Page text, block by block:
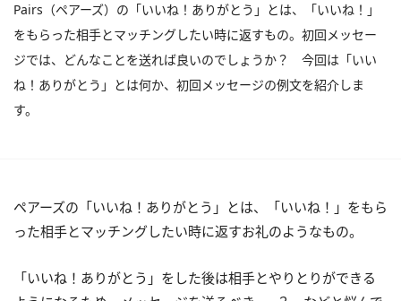
Pairs（ペアーズ）の「いいね！ありがとう」とは、「いいね！」
をもらった相手とマッチングしたい時に返すもの。初回メッセー
ジでは、どんなことを送れば良いのでしょうか？ 今回は「いい
ね！ありがとう」とは何か、初回メッセージの例文を紹介しま
す。
ペアーズの「いいね！ありがとう」とは、「いいね！」をもら
った相手とマッチングしたい時に返すお礼のようなもの。
「いいね！ありがとう」をした後は相手とやりとりができる